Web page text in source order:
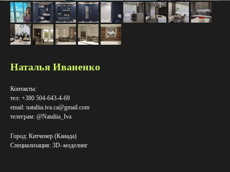
Наталья Иваненко
Контакты:
тел: +380 504-643-4-69
email: nataliia.iva.ca@gmail.com
телеграм: @Nataliia_Iva
Город: Китченер (Канада)
Специализация: 3D–​моделинг